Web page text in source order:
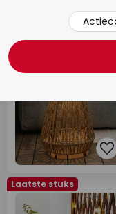
Laatste stuks
Laatste stuks